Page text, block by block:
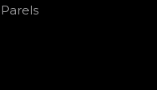
Parels